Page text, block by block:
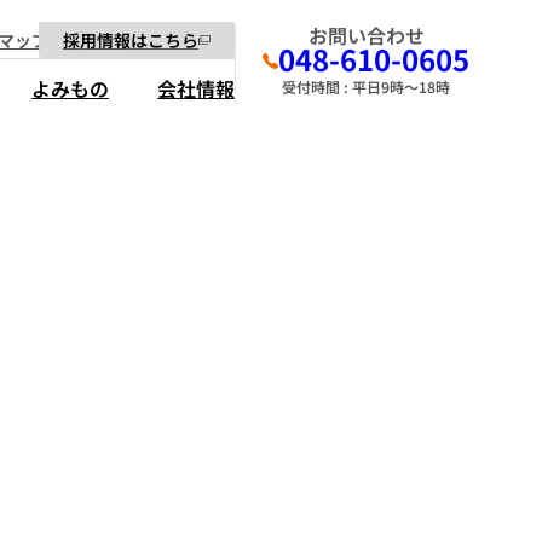
ップ 採用情報はこちら
よみもの 会社情報
お問い合わせ
048-610-0605
受付時間 : 平日9時～18時